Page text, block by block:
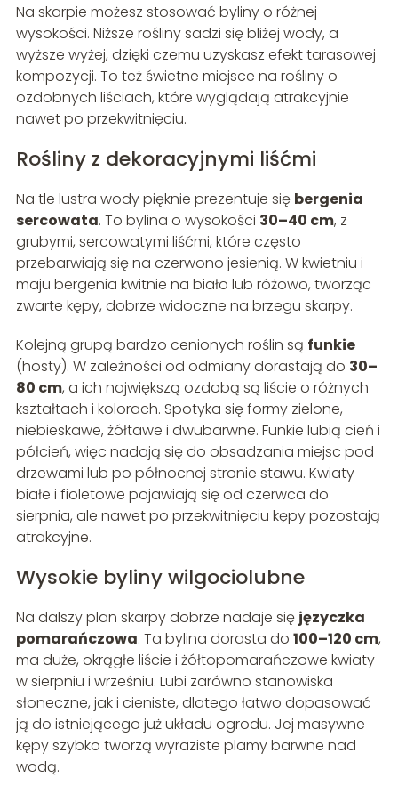
Na skarpie możesz stosować byliny o różnej
wysokości. Niższe rośliny sadzi się bliżej wody, a
wyższe wyżej, dzięki czemu uzyskasz efekt tarasowej
kompozycji. To też świetne miejsce na rośliny o
ozdobnych liściach, które wyglądają atrakcyjnie
nawet po przekwitnięciu.
Rośliny z dekoracyjnymi liśćmi
Na tle lustra wody pięknie prezentuje się bergenia
sercowata. To bylina o wysokości 30–40 cm, z
grubymi, sercowatymi liśćmi, które często
przebarwiają się na czerwono jesienią. W kwietniu i
maju bergenia kwitnie na biało lub różowo, tworząc
zwarte kępy, dobrze widoczne na brzegu skarpy.
Kolejną grupą bardzo cenionych roślin są funkie
(hosty). W zależności od odmiany dorastają do 30–
80 cm, a ich największą ozdobą są liście o różnych
kształtach i kolorach. Spotyka się formy zielone,
niebieskawe, żółtawe i dwubarwne. Funkie lubią cień i
półcień, więc nadają się do obsadzania miejsc pod
drzewami lub po północnej stronie stawu. Kwiaty
białe i fioletowe pojawiają się od czerwca do
sierpnia, ale nawet po przekwitnięciu kępy pozostają
atrakcyjne.
Wysokie byliny wilgociolubne
Na dalszy plan skarpy dobrze nadaje się języczka
pomarańczowa. Ta bylina dorasta do 100–120 cm,
ma duże, okrągłe liście i żółtopomarańczowe kwiaty
w sierpniu i wrześniu. Lubi zarówno stanowiska
słoneczne, jak i cieniste, dlatego łatwo dopasować
ją do istniejącego już układu ogrodu. Jej masywne
kępy szybko tworzą wyraziste plamy barwne nad
wodą.